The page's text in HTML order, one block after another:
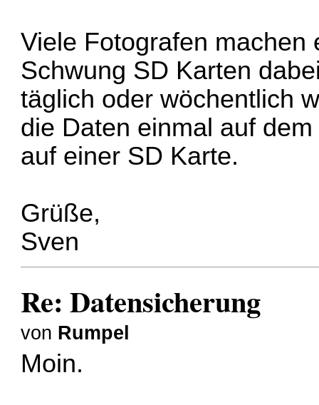
Viele Fotografen machen
Schwung SD Karten
täglich oder wöchentlich
die Daten einmal auf
auf einer SD Karte.
Grüße,
Sven
Re: Datensicherung
von Rumpel
Moin.